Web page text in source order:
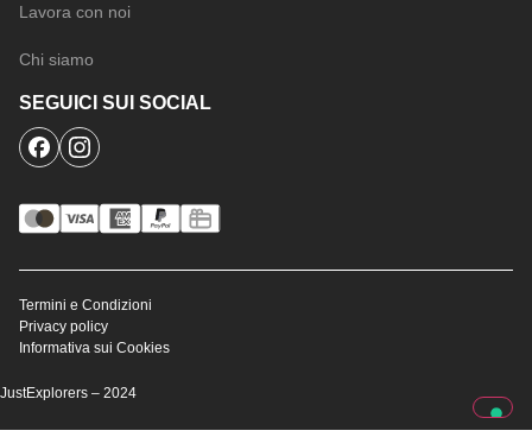
Lavora con noi
Chi siamo
SEGUICI SUI SOCIAL
Termini e Condizioni
Privacy policy
Informativa sui Cookies
JustExplorers – 2024